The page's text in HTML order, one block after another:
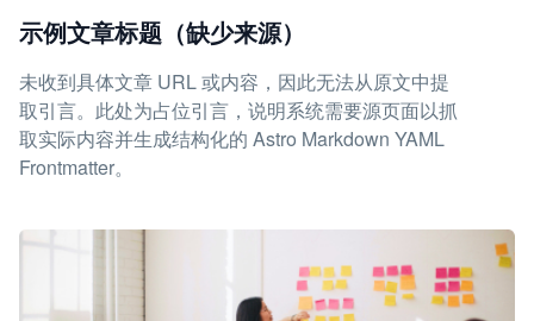
示例文章标题（缺少来源）
未收到具体文章 URL 或内容，因此无法从原文中提
取引言。此处为占位引言，说明系统需要源页面以抓
取实际内容并生成结构化的 Astro Markdown YAML
Frontmatter。